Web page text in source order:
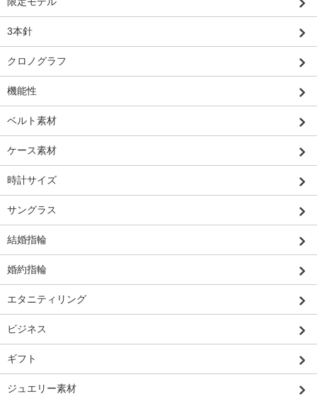
3本針
クロノグラフ
機能性
ベルト素材
ケース素材
時計サイズ
サングラス
結婚指輪
婚約指輪
エタニティリング
ビジネス
ギフト
ジュエリー素材